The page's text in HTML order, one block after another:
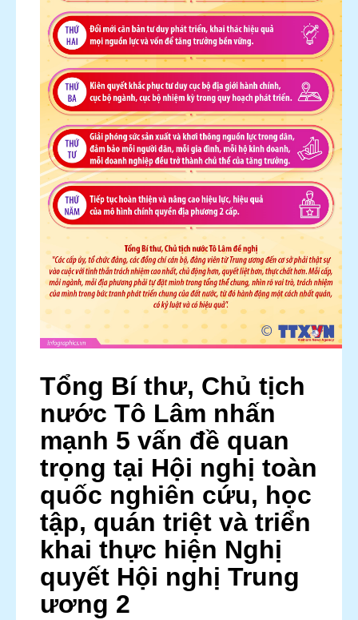
Tổng Bí thư, Chủ tịch
nước Tô Lâm nhấn
mạnh 5 vấn đề quan
trọng tại Hội nghị toàn
quốc nghiên cứu, học
tập, quán triệt và triển
khai thực hiện Nghị
quyết Hội nghị Trung
ương 2